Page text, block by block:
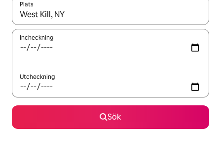
Plats
När resultaten är tillgängliga kan du navigera med upp- och
Incheckning
Utcheckning
Sök